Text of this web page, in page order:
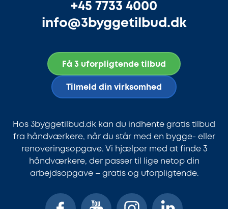
+45 7733 4000
info@3byggetilbud.dk
Få 3 uforpligtende tilbud
Tilmeld din virksomhed
Hos 3byggetilbud.dk kan du indhente gratis tilbud
fra håndværkere, når du står med en bygge- eller
renoveringsopgave. Vi hjælper med at finde 3
håndværkere, der passer til lige netop din
arbejdsopgave – gratis og uforpligtende.